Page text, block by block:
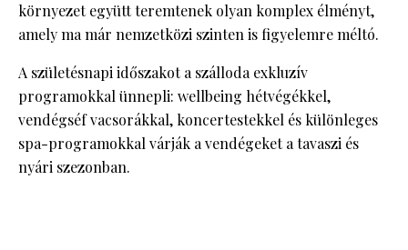
környezet együtt teremtenek olyan komplex élményt,
amely ma már nemzetközi szinten is figyelemre méltó.
A születésnapi időszakot a szálloda exkluzív
programokkal ünnepli: wellbeing hétvégékkel,
vendégséf vacsorákkal, koncertestekkel és különleges
spa-programokkal várják a vendégeket a tavaszi és
nyári szezonban.